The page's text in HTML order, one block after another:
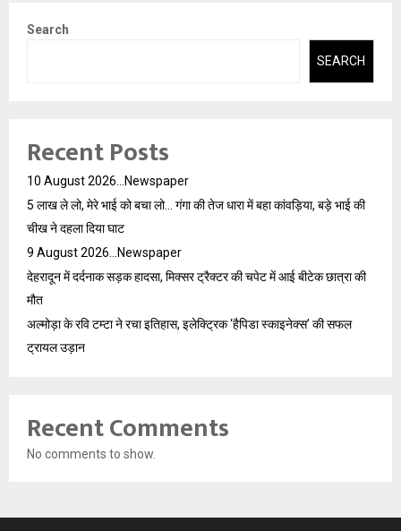
Search
SEARCH
Recent Posts
10 August 2026…Newspaper
5 लाख ले लो, मेरे भाई को बचा लो… गंगा की तेज धारा में बहा कांवड़िया, बड़े भाई की
चीख ने दहला दिया घाट
9 August 2026…Newspaper
देहरादून में दर्दनाक सड़क हादसा, मिक्सर ट्रैक्टर की चपेट में आई बीटेक छात्रा की
मौत
अल्मोड़ा के रवि टम्टा ने रचा इतिहास, इलेक्ट्रिक ‘हैपिडा स्काइनेक्स’ की सफल
ट्रायल उड़ान
Recent Comments
No comments to show.